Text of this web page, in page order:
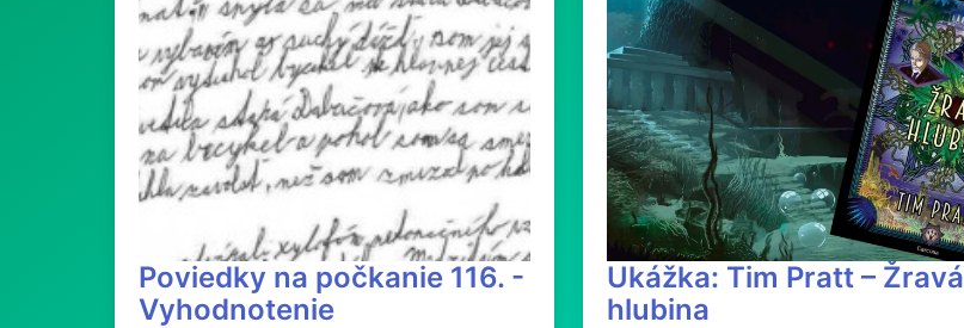
Poviedky na počkanie 116. -
Vyhodnotenie
Ukážka: Tim Pratt – Žravá
hlubina